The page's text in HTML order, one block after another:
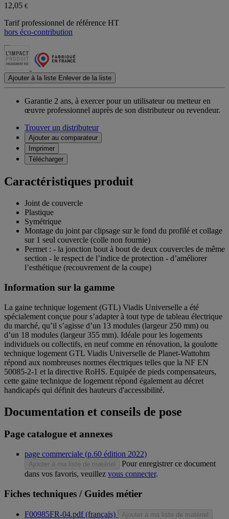
12,05 €
Tarif professionnel de référence HT
hors éco-contribution
Ajouter à la liste Enlever de la liste
Garantie 2 ans, à exercer pour un utilisateur ou metteur en
œuvre professionnel auprès de son distributeur ou revendeur.
Trouver un distributeur
Ajouter au comparateur
Imprimer
Télécharger
Caractéristiques produit
Joint de couvercle
Plastique
Symétrique
Montage du joint par clipsage sur le fond du profilé et collage
sur 1 seul couvercle (colle non fournie)
Permet : - la jonction bout à bout de deux couvercles de même
section - le respect de l’indice de protection - d’améliorer
l’esthétique (recouvrement de la coupe)
Information sur la gamme
La gaine technique logement (GTL) Viadis Universelle a été
spécialement conçue pour s’adapter à tout type de tableau électrique
du marché, qu’il s’agisse d’un 13 modules (largeur 250 mm) ou
d’un 18 modules (largeur 355 mm). Idéale pour les logements
individuels ou collectifs, en neuf comme en rénovation, la goulotte
technique logement GTL Viadis Universelle de Planet-Wattohm
répond aux nombreuses normes électriques telles que la NF EN
50085-2-1 et la directive RoHS. Equipée de pieds compensateurs,
cette gaine technique de logement répond également au décret
handicapés qui définit des hauteurs d'accessibilité.
Documentation et conseils de pose
Page catalogue et annexes
page commerciale (p.60 édition 2022)
Ajouter à ma liste de matériel
Pour enregistrer ce document
dans vos favoris, veuillez vous connecter.
Fiches techniques / Guides métier
F00985FR-04.pdf (français) Ajouter à ma liste de matériel